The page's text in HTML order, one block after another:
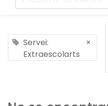
Servei:
Extraescolarts
×